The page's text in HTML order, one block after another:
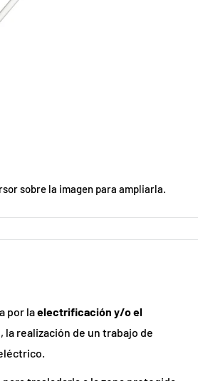
sobre la imagen para ampliarla.
por laelectrificación y/o el
realización de un trabajo de